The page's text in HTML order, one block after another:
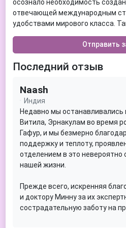
Воспаление яичников
Вправление вывихов и
Вывих плеча
Выгорание на работе
Выпадение волос (алопеция)
Выпадение матки и влагалища
Гастродуоденит
Гастроэзофагеальная
Геморрагический инсульт
Геморрой
Гемофилия
Генитальный герпес
Гепатит С
Гидроцефалия
Гипопаратиреоз
Глиобластома
Иссечение анальных трещин
Кибер-нож
Кольпоскопия
Комплексная физическая
Конизация шейки матки
Коронарная ангиопластика
Коронарография
Кохлеарная имплантация
Криохирургия (криоабляция)
Лабиопластика (коррекция
Лазерная коррекция зрения
Ламинэктомия
Ларингэктомия (удаление
Лечебная физкультура (ЛФК)
осознало необходимость
отвечающей международным
удобствами мирового класса.
Отправить
Последний отзыв
Naash
Индия
Недавно мы останавливались
Витила, Эрнакулам во время
Гафур, и мы безмерно
поддержку и теплоту,
отделением в это невероятно
нашей жизни.
Прежде всего, искренняя
и доктору Минну за их
сострадательную заботу на